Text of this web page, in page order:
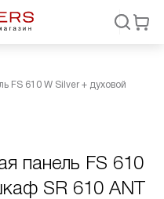
FS 610 W Silver + духовой
панель FS 610
SR 610 ANT